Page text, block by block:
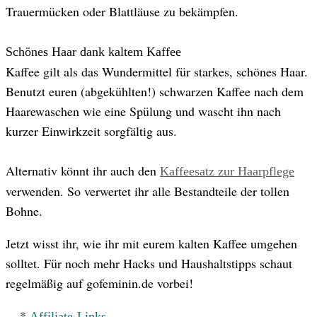
Trauermücken oder Blattläuse zu bekämpfen.
Schönes Haar dank kaltem Kaffee
Kaffee gilt als das Wundermittel für starkes, schönes Haar.
Benutzt euren (abgekühlten!) schwarzen Kaffee nach dem
Haarewaschen wie eine Spülung und wascht ihn nach
kurzer Einwirkzeit sorgfältig aus.
Alternativ könnt ihr auch den Kaffeesatz zur Haarpflege
verwenden. So verwertet ihr alle Bestandteile der tollen
Bohne.
Jetzt wisst ihr, wie ihr mit eurem kalten Kaffee umgehen
solltet. Für noch mehr Hacks und Haushaltstipps schaut
regelmäßig auf gofeminin.de vorbei!